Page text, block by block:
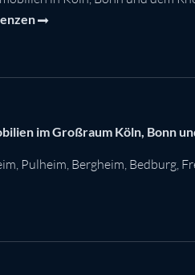
im Großraum Köln, Bonn
Pulheim Bergheim Bedburg